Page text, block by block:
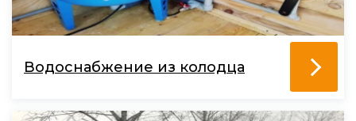
Водоснабжение из колодца